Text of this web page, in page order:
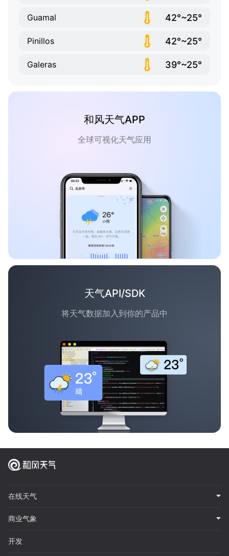
Guamal 42°~25°
Pinillos 42°~25°
Galeras 39°~25°
和风天气APP
全球可视化天气应用
天气API/SDK
将天气数据加入到你的产品中
在线天气
商业气象
开发